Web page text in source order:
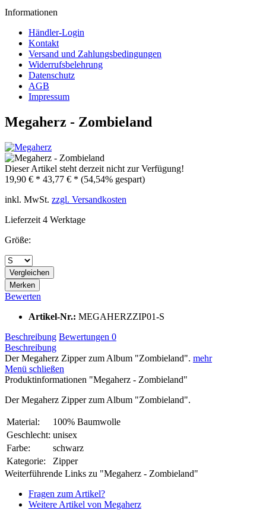
Informationen
Händler-Login
Kontakt
Versand und Zahlungsbedingungen
Widerrufsbelehrung
Datenschutz
AGB
Impressum
Megaherz - Zombieland
Dieser Artikel steht derzeit nicht zur Verfügung!
19,90 € * 43,77 € * (54,54% gespart)
inkl. MwSt. zzgl. Versandkosten
Lieferzeit 4 Werktage
Größe:
Vergleichen
Merken
Bewerten
Artikel-Nr.: MEGAHERZZIP01-S
Beschreibung Bewertungen 0
Beschreibung
Der Megaherz Zipper zum Album "Zombieland". mehr
Menü schließen
Produktinformationen "Megaherz - Zombieland"
Der Megaherz Zipper zum Album "Zombieland".
Material:
100% Baumwolle
Geschlecht: unisex
Farbe:
schwarz
Kategorie:
Zipper
Weiterführende Links zu "Megaherz - Zombieland"
Fragen zum Artikel?
Weitere Artikel von Megaherz